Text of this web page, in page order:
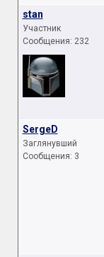
stan
Участник
Сообщения: 232
SergeD
Заглянувший
Сообщения: 3